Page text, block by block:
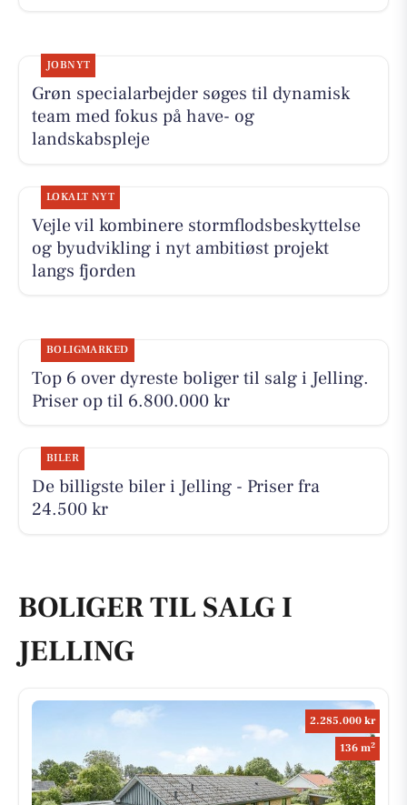
JOBNYT
Grøn specialarbejder søges til dynamisk
team med fokus på have- og
landskabspleje
LOKALT NYT
Vejle vil kombinere stormflodsbeskyttelse
og byudvikling i nyt ambitiøst projekt
langs fjorden
BOLIGMARKED
Top 6 over dyreste boliger til salg i Jelling.
Priser op til 6.800.000 kr
BILER
De billigste biler i Jelling - Priser fra
24.500 kr
BOLIGER TIL SALG I
JELLING
2.285.000 kr
136 m2